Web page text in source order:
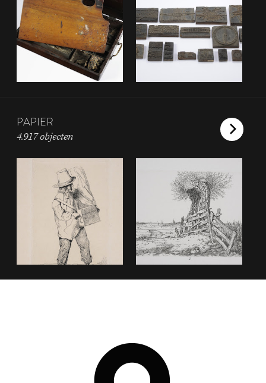
PAPIER
4.917 objecten